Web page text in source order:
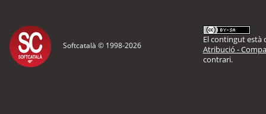
Softcatalà © 1998-2026
El contingut està
Atribució -
contrari.